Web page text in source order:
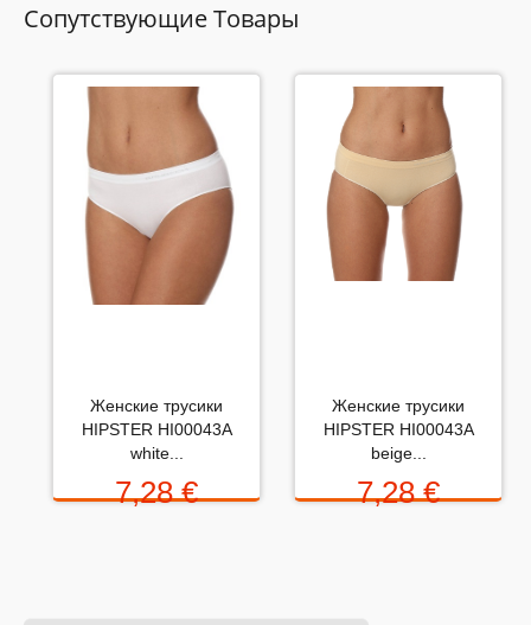
Еще нет отзывов об этом товаре.
Пожалуйста напишите (краткую) рецензию....(мин. 10,
макс. 2000 знаков)
Набранные символы:
Сопутствующие Товары
Женские трусики
HIPSTER HI00043A
white...
7,28 €
Женские трусики
HIPSTER HI00043A
beige...
7,28 €